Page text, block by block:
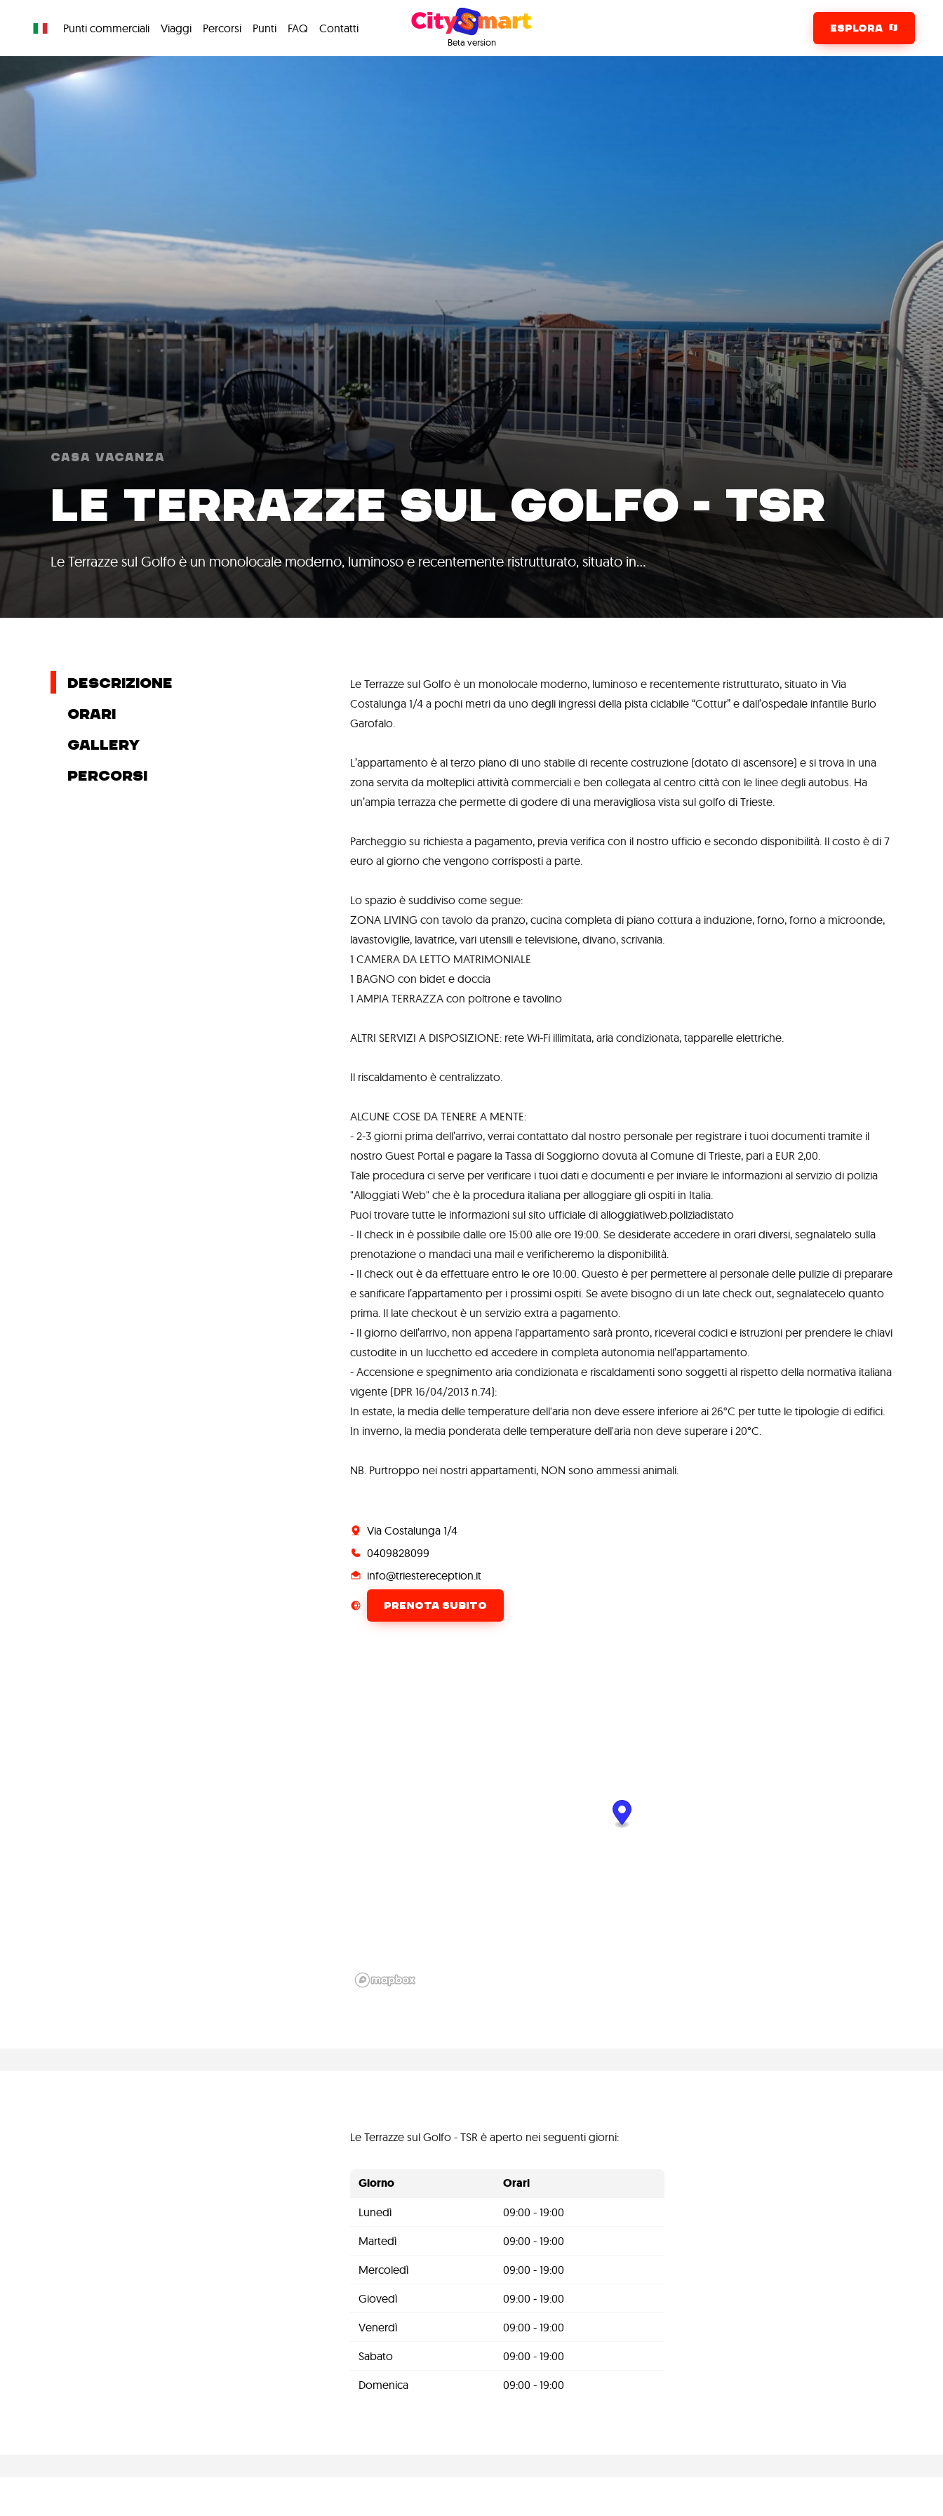
Punti commerciali Viaggi Percorsi Punti FAQ Contatti
Beta version
ESPLORA
Casa Vacanza
LE TERRAZZE SUL GOLFO - TSR
Le Terrazze sul Golfo è un monolocale moderno, luminoso e recentemente ristrutturato, situato in…
Descrizione
Orari
Gallery
Percorsi
Le Terrazze sul Golfo è un monolocale moderno, luminoso e recentemente ristrutturato, situato in Via
Costalunga 1/4 a pochi metri da uno degli ingressi della pista ciclabile “Cottur” e dall’ospedale infantile Burlo
Garofalo.
L’appartamento è al terzo piano di uno stabile di recente costruzione (dotato di ascensore) e si trova in una
zona servita da molteplici attività commerciali e ben collegata al centro città con le linee degli autobus. Ha
un’ampia terrazza che permette di godere di una meravigliosa vista sul golfo di Trieste.
Parcheggio su richiesta a pagamento, previa verifica con il nostro ufficio e secondo disponibilità. Il costo è di 7
euro al giorno che vengono corrisposti a parte.
Lo spazio è suddiviso come segue:
ZONA LIVING con tavolo da pranzo, cucina completa di piano cottura a induzione, forno, forno a microonde,
lavastoviglie, lavatrice, vari utensili e televisione, divano, scrivania.
1 CAMERA DA LETTO MATRIMONIALE
1 BAGNO con bidet e doccia
1 AMPIA TERRAZZA con poltrone e tavolino
ALTRI SERVIZI A DISPOSIZIONE: rete Wi-Fi illimitata, aria condizionata, tapparelle elettriche.
Il riscaldamento è centralizzato.
ALCUNE COSE DA TENERE A MENTE:
- 2-3 giorni prima dell’arrivo, verrai contattato dal nostro personale per registrare i tuoi documenti tramite il
nostro Guest Portal e pagare la Tassa di Soggiorno dovuta al Comune di Trieste, pari a EUR 2,00.
Tale procedura ci serve per verificare i tuoi dati e documenti e per inviare le informazioni al servizio di polizia
"Alloggiati Web" che è la procedura italiana per alloggiare gli ospiti in Italia.
Puoi trovare tutte le informazioni sul sito ufficiale di alloggiatiweb.poliziadistato
- Il check in è possibile dalle ore 15:00 alle ore 19:00. Se desiderate accedere in orari diversi, segnalatelo sulla
prenotazione o mandaci una mail e verificheremo la disponibilità.
- Il check out è da effettuare entro le ore 10:00. Questo è per permettere al personale delle pulizie di preparare
e sanificare l’appartamento per i prossimi ospiti. Se avete bisogno di un late check out, segnalatecelo quanto
prima. Il late checkout è un servizio extra a pagamento.
- Il giorno dell’arrivo, non appena l'appartamento sarà pronto, riceverai codici e istruzioni per prendere le chiavi
custodite in un lucchetto ed accedere in completa autonomia nell’appartamento.
- Accensione e spegnimento aria condizionata e riscaldamenti sono soggetti al rispetto della normativa italiana
vigente (DPR 16/04/2013 n.74):
In estate, la media delle temperature dell'aria non deve essere inferiore ai 26°C per tutte le tipologie di edifici.
In inverno, la media ponderata delle temperature dell'aria non deve superare i 20°C.
NB. Purtroppo nei nostri appartamenti, NON sono ammessi animali.
Via Costalunga 1/4
0409828099
info@triestereception.it
PRENOTA SUBITO
Le Terrazze sul Golfo - TSR è aperto nei seguenti giorni:
Giorno Orari
Lunedì 09:00 - 19:00
Martedì 09:00 - 19:00
Mercoledì 09:00 - 19:00
Giovedì 09:00 - 19:00
Venerdì 09:00 - 19:00
Sabato 09:00 - 19:00
Domenica 09:00 - 19:00